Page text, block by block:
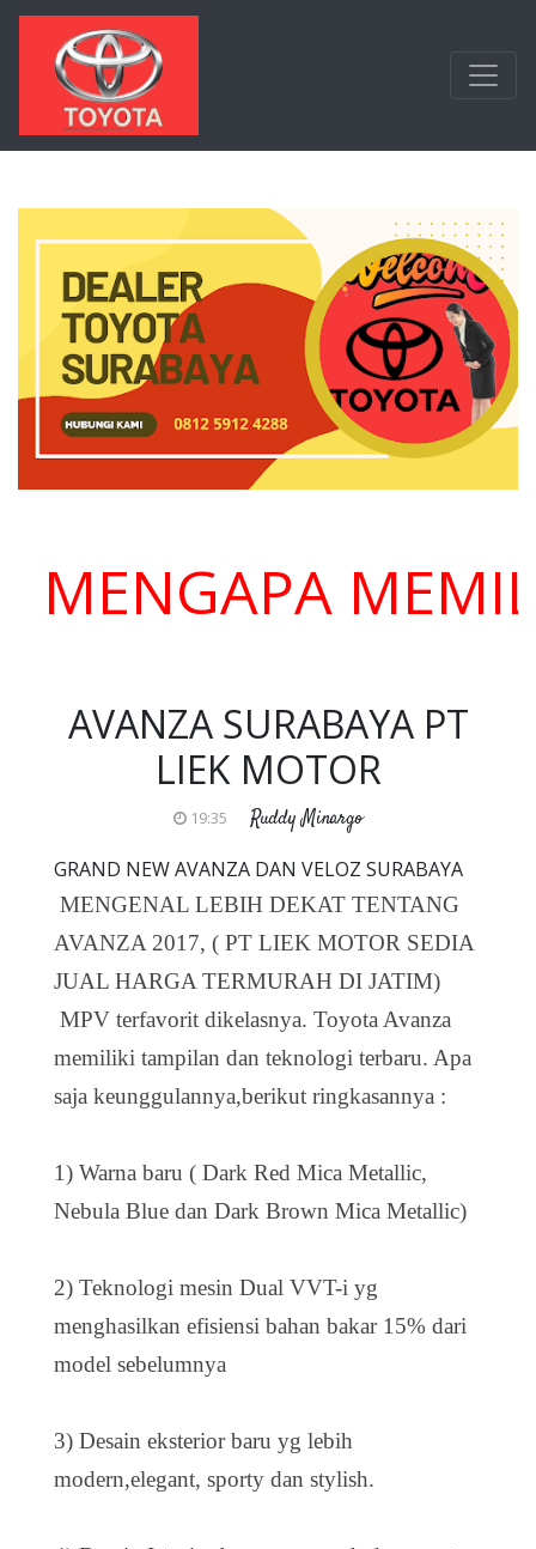
Langsung ke konten utama
MEMILIH
AVANZA SURABAYA PT
LIEK MOTOR
19:35 Ruddy Minargo
GRAND NEW AVANZA DAN VELOZ SURABAYA
MENGENAL LEBIH DEKAT TENTANG
AVANZA 2017, ( PT LIEK MOTOR SEDIA
JUAL HARGA TERMURAH DI JATIM)
MPV terfavorit dikelasnya. Toyota Avanza
memiliki tampilan dan teknologi terbaru. Apa
saja keunggulannya,berikut ringkasannya :
1) Warna baru ( Dark Red Mica Metallic,
Nebula Blue dan Dark Brown Mica Metallic)
2) Teknologi mesin Dual VVT-i yg
menghasilkan efisiensi bahan bakar 15% dari
model sebelumnya
3) Desain eksterior baru yg lebih
modern,elegant, sporty dan stylish.